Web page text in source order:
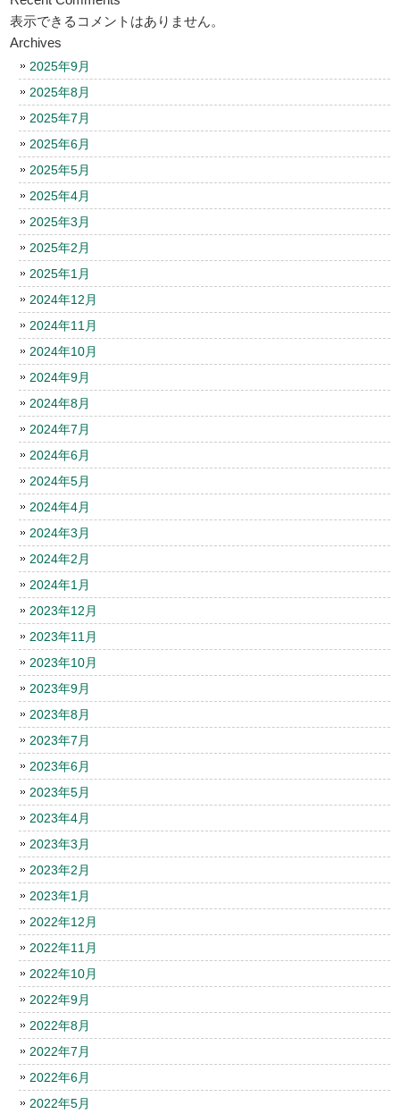
表示できるコメントはありません。
Archives
2025年9月
2025年8月
2025年7月
2025年6月
2025年5月
2025年4月
2025年3月
2025年2月
2025年1月
2024年12月
2024年11月
2024年10月
2024年9月
2024年8月
2024年7月
2024年6月
2024年5月
2024年4月
2024年3月
2024年2月
2024年1月
2023年12月
2023年11月
2023年10月
2023年9月
2023年8月
2023年7月
2023年6月
2023年5月
2023年4月
2023年3月
2023年2月
2023年1月
2022年12月
2022年11月
2022年10月
2022年9月
2022年8月
2022年7月
2022年6月
2022年5月